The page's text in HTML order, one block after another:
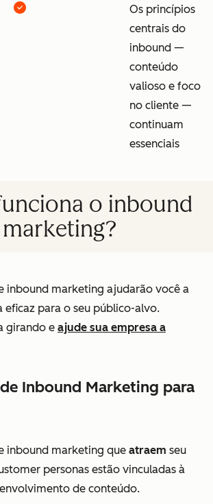
Os princípios
centrais do
inbound —
conteúdo
valioso e foco
no cliente —
continuam
essenciais
o inbound
marketing?
inbound marketing ajudarão você a
eficaz para o seu público-alvo.
girando e ajude sua empresa a
Inbound Marketing para
inbound marketing que atraem seu
personas estão vinculadas à
de conteúdo.